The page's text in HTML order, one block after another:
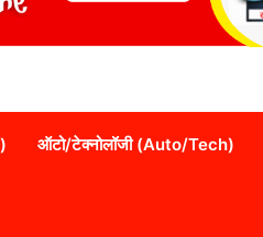
ऑटो/टेक्नोलॉजी (Auto/Tech)